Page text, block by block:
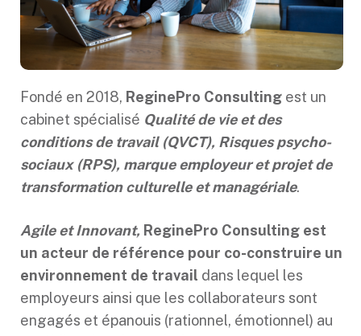
Fondé en 2018, ReginePro Consulting est un
cabinet spécialisé Qualité de vie et des
conditions de travail (QVCT), Risques psycho-
sociaux (RPS), marque employeur et projet de
transformation culturelle et managériale.
Agile et Innovant, ReginePro Consulting est
un acteur de référence pour co-construire un
environnement de travail dans lequel les
employeurs ainsi que les collaborateurs sont
engagés et épanouis (rationnel, émotionnel) au